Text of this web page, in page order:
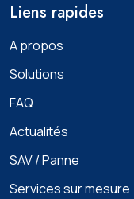
Liens rapides
A propos
Solutions
FAQ
Actualités
SAV / Panne
Services sur mesure